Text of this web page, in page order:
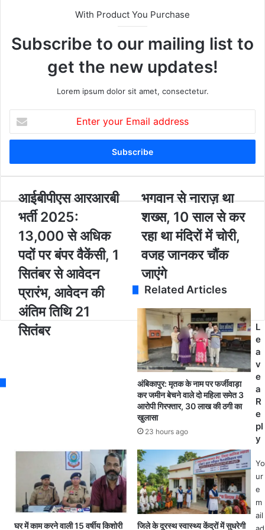
With Product You Purchase
Subscribe to our mailing list to
get the new updates!
Lorem ipsum dolor sit amet, consectetur.
t
r
y
u
आ
बी
पी
स
आ
र
आ
र
बी
भ
अ
आईबीपीएस आरआरबी
भर्ती 2025:
13,000 से अधिक
पदों पर बंपर वैकेंसी, 1
सितंबर से आवेदन
प्रारंभ, आवेदन की
अंतिम तिथि 21
सितंबर
भ
वा
न
से
ना
रा
था
श
ख्स
1
0
सा
ल
से
क
र
र
था
मं
दि
रों
में
भगवान से नाराज़ था
शख्स, 10 साल से कर
रहा था मंदिरों में चोरी,
वजह जानकर चौंक
जाएंगे
Related Articles
अंबिकापुर: मृतक के नाम पर फर्जीवाड़ा
कर जमीन बेचने वाले दो महिला समेत 3
आरोपी गिरफ्तार, 30 लाख की ठगी का
खुलासा
23 hours ago
घर में काम करने वाली 15 वर्षीय किशोरी जिले के दूरस्थ स्वास्थ्य केंद्रों में सुधरेगी
L
e
a
v
e
a
R
e
pl
y
Yo
ur
e
m
ail